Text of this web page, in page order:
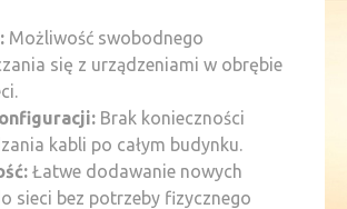
Możliwość swobodnego
się z urządzeniami w obrębie
Brak konieczności
kabli po całym budynku.
Łatwe dodawanie nowych
sieci bez potrzeby fizycznego